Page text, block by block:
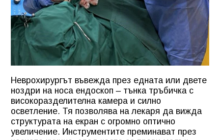
Неврохирургът въвежда през едната или двете
ноздри на носа ендоскоп – тънка тръбичка с
високоразделителна камера и силно
осветление. Тя позволява на лекаря да вижда
структурата на екран с огромно оптично
увеличение. Инструментите преминават през